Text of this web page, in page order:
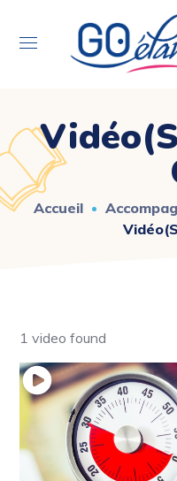
Accueil
1 video found
7 – Astuce éducative